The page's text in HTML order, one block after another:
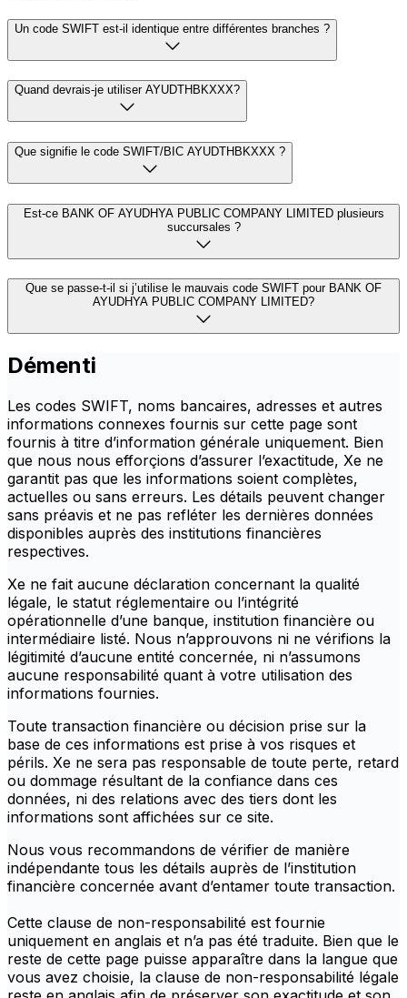
Un code SWIFT est-il identique entre différentes branches ?
Quand devrais-je utiliser AYUDTHBKXXX?
Que signifie le code SWIFT/BIC AYUDTHBKXXX ?
Est-ce BANK OF AYUDHYA PUBLIC COMPANY LIMITED plusieurs
succursales ?
Que se passe-t-il si j’utilise le mauvais code SWIFT pour BANK OF
AYUDHYA PUBLIC COMPANY LIMITED?
Démenti
Les codes SWIFT, noms bancaires, adresses et autres
informations connexes fournis sur cette page sont
fournis à titre d’information générale uniquement. Bien
que nous nous efforçions d’assurer l’exactitude, Xe ne
garantit pas que les informations soient complètes,
actuelles ou sans erreurs. Les détails peuvent changer
sans préavis et ne pas refléter les dernières données
disponibles auprès des institutions financières
respectives.
Xe ne fait aucune déclaration concernant la qualité
légale, le statut réglementaire ou l’intégrité
opérationnelle d’une banque, institution financière ou
intermédiaire listé. Nous n’approuvons ni ne vérifions la
légitimité d’aucune entité concernée, ni n’assumons
aucune responsabilité quant à votre utilisation des
informations fournies.
Toute transaction financière ou décision prise sur la
base de ces informations est prise à vos risques et
périls. Xe ne sera pas responsable de toute perte, retard
ou dommage résultant de la confiance dans ces
données, ni des relations avec des tiers dont les
informations sont affichées sur ce site.
Nous vous recommandons de vérifier de manière
indépendante tous les détails auprès de l’institution
financière concernée avant d’entamer toute transaction.
Cette clause de non-responsabilité est fournie
uniquement en anglais et n’a pas été traduite. Bien que le
reste de cette page puisse apparaître dans la langue que
vous avez choisie, la clause de non-responsabilité légale